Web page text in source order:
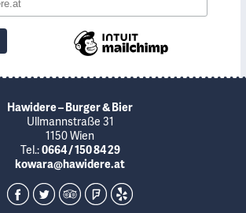
Hawidere – Burger & Bier
Ullmannstraße 31
1150 Wien
Tel.:0664 / 150 84 29
kowara@hawidere.at